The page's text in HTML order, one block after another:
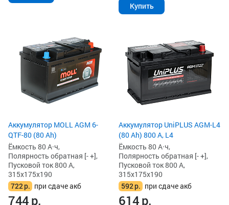
Купить
Аккумулятор MOLL AGM 6-
QTF-80 (80 Ah)
Ёмкость 80 А·ч,
Полярность обратная [- +],
Пусковой ток 800 А,
315x175x190
722р. при сдаче акб
744р.
Аккумулятор UniPLUS AGM-L4
(80 Ah) 800 А, L4
Ёмкость 80 А·ч,
Полярность обратная [- +],
Пусковой ток 800 А,
315x175x190
592р. при сдаче акб
614р.